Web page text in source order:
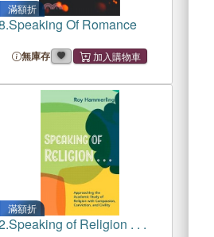
滿額折
Speaking Of Romance
無庫存
滿額折
Speaking of Religion . . .